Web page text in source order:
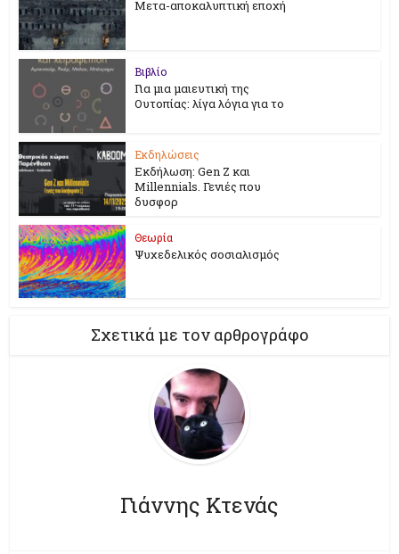
Μετα-αποκαλυπτική εποχή
Βιβλίο
Για μια μαιευτική της
Ουτοπίας: λίγα λόγια για το
Εκδηλώσεις
Εκδήλωση: Gen Z και
Millennials. Γενιές που
δυσφορ
Θεωρία
Ψυχεδελικός σοσιαλισμός
Σχετικά με τον αρθρογράφο
Γιάννης Κτενάς